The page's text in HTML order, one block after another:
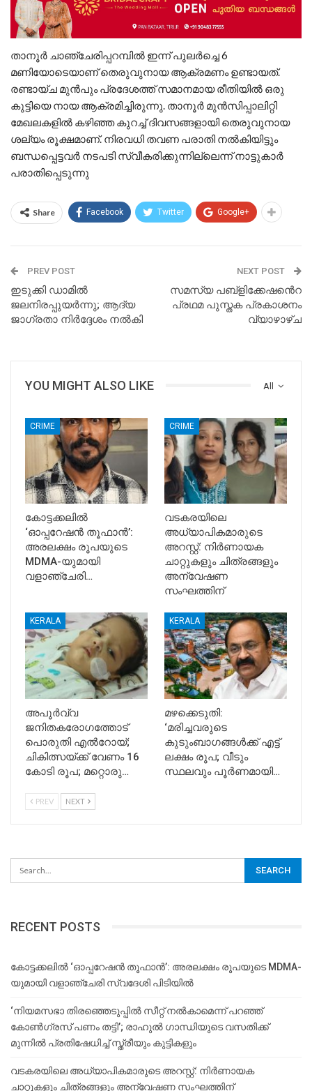
താനൂർ ചാഞ്ചേരിപ്പറമ്പിൽ ഇന്ന് പുലർച്ചെ 6
മണിയോടെയാണ് തെരുവുനായ ആക്രമണം ഉണ്ടായത്.
രണ്ടായ്ച മുൻപും പ്രദേശത്ത് സമാനമായ രീതിയിൽ ഒരു
കുട്ടിയെ നായ ആക്രമിച്ചിരുന്നു. താനൂർ മുൻസിപ്പാലിറ്റി
മേഖലകളിൽ കഴിഞ്ഞ കുറച്ച് ദിവസങ്ങളായി തെരുവുനായ
ശല്യം രൂക്ഷമാണ്. നിരവധി തവണ പരാതി നൽകിയിട്ടും
ബന്ധപ്പെട്ടവർ നടപടി സ്വീകരിക്കുന്നില്ലെന്ന് നാട്ടുകാർ
പരാതിപ്പെടുന്നു
Share Facebook Twitter Google+
PREV POST
ഇടുക്കി ഡാമിൽ
ജലനിരപ്പുയർന്നു; ആദ്യ
ജാഗ്രതാ നിർദ്ദേശം നൽകി
NEXT POST
സമസ്യ പബ്ളിക്കേഷൻെറ
പ്രഥമ പുസ്തക പ്രകാശനം
വ്യാഴാഴ്ച
All
YOU MIGHT ALSO LIKE
CRIME
കോട്ടക്കലിൽ
‘ഓപ്പറേഷൻ തൂഫാൻ’:
അരലക്ഷം രൂപയുടെ
MDMA-യുമായി
വളാഞ്ചേരി…
CRIME
വടകരയിലെ
അധ്യാപികമാരുടെ
അറസ്റ്റ്: നിർണായക
ചാറ്റുകളും ചിത്രങ്ങളും
അന്വേഷണ
സംഘത്തിന്
KERALA
അപൂര്‍വ്വ
ജനിതകരോഗത്തോട്
പൊരുതി എല്‍റോയ്;
ചികിത്സയ്ക്ക് വേണം 16
കോടി രൂപ; മറ്റൊരു…
KERALA
മഴക്കെടുതി:
‘മരിച്ചവരുടെ
കുടുംബാഗങ്ങൾക്ക് എട്ട്
ലക്ഷം രൂപ; വീടും
സ്ഥലവും പൂർണമായി…
PREV NEXT
RECENT POSTS
കോട്ടക്കലിൽ ‘ഓപ്പറേഷൻ തൂഫാൻ’: അരലക്ഷം രൂപയുടെ MDMA-
യുമായി വളാഞ്ചേരി സ്വദേശി പിടിയിൽ
‘നിയമസഭാ തിരഞ്ഞെടുപ്പിൽ സീറ്റ് നൽകാമെന്ന് പറഞ്ഞ്
കോൺഗ്രസ് പണം തട്ടി’; രാഹുൽ ഗാന്ധിയുടെ വസതിക്ക്
മുന്നിൽ പ്രതിഷേധിച്ച് സ്ത്രീയും കുട്ടികളും
വടകരയിലെ അധ്യാപികമാരുടെ അറസ്റ്റ്: നിർണായക
ചാറ്റുകളും ചിത്രങ്ങളും അന്വേഷണ സംഘത്തിന്